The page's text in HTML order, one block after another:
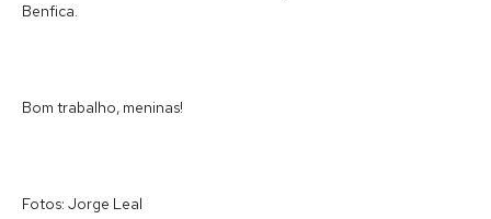
Benfica.
Bom trabalho, meninas!
Fotos: Jorge Leal